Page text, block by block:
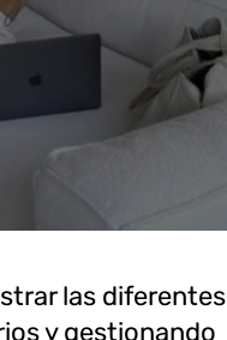
las diferentes
y gestionando